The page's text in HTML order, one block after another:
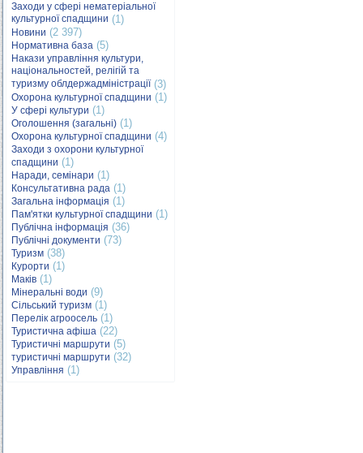
Заходи у сфері нематеріальної
культурної спадщини (1)
Новини (2 397)
Нормативна база (5)
Накази управління культури,
національностей, релігій та
туризму облдержадміністрації(3)
Охорона культурної спадщини (1)
У сфері культури (1)
Оголошення (загальні) (1)
Охорона культурної спадщини (4)
Заходи з охорони культурної
спадщини (1)
Наради, семінари (1)
Консультативна рада (1)
Загальна інформація (1)
Пам'ятки культурної спадщини (1)
Публічна інформація (36)
Публічні документи (73)
Туризм (38)
Курорти (1)
Маків (1)
Мінеральні води (9)
Сільський туризм (1)
Перелік агроосель (1)
Туристична афіша (22)
Туристичні маршрути (5)
туристичні маршрути (32)
Управління (1)